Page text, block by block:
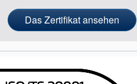
Das Zertifikat ansehen